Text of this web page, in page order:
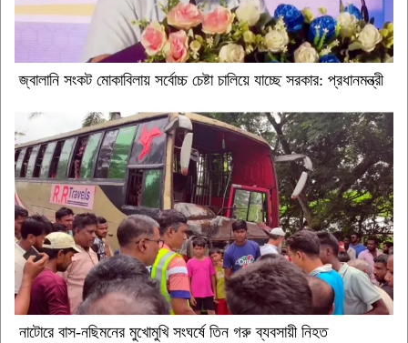
জ্বালানি সংকট মোকাবিলায় সর্বোচ্চ চেষ্টা চালিয়ে যাচ্ছে সরকার: প্রধানমন্ত্রী
নাটোরে বাস-নছিমনের মুখোমুখি সংঘর্ষে তিন গরু ব্যবসায়ী নিহত